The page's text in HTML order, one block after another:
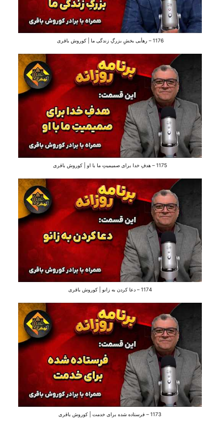
1176 – رهأیی بخشِ بزرگِ زندگی ما | کوروش باقری
1175 – هدفِ خدا برای صمیمیتِ ما با او | کوروش باقری
1174 – دعا کردن به زانو | کوروش باقری
1173 – فرستاده شده برای خدمت | کوروش باقری